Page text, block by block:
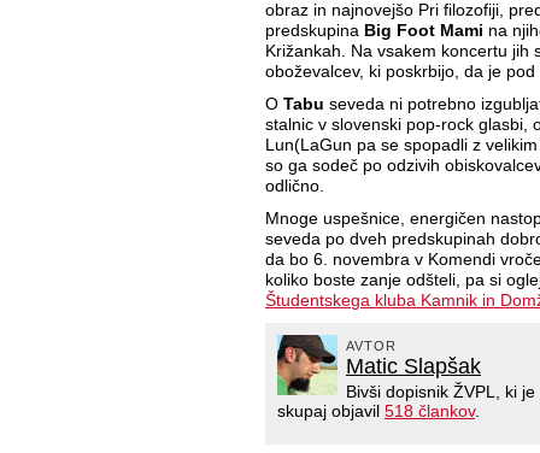
obraz in najnovejšo Pri filozofiji,
predskupina Big Foot Mami na
Križankah. Na vsakem koncertu jih
oboževalcev, ki poskrbijo, da je
O Tabu seveda ni potrebno
stalnic v slovenski pop-rock glasbi,
Lun(LaGun pa se spopadli z
so ga sodeč po odzivih
odlično.
Mnoge uspešnice, energičen
seveda po dveh predskupinah
da bo 6. novembra v Komendi
koliko boste zanje odšteli, pa si
Študentskega kluba Kamnik in
AVTOR
Matic Slapšak
Bivši dopisnik ŽVPL, ki
skupaj objavil 518 člankov.